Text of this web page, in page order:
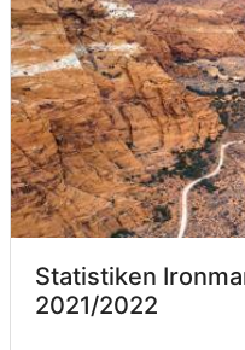
Statistiken
2021/2022